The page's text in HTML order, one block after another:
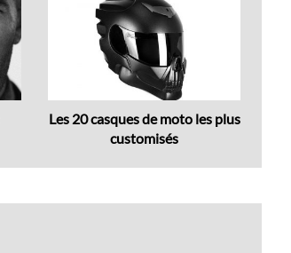
Les 20 casques de moto les plus
customisés